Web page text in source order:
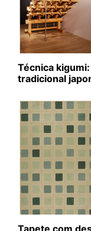
Técnica
tradicional